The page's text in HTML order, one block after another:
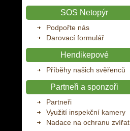
SOS Netopýr
Podpořte nás
Darovací formulář
Hendikepové
Příběhy našich svěřenců
Partneři a sponzoři
Partneři
Využití inspekční kamery
Nadace na ochranu zvířat